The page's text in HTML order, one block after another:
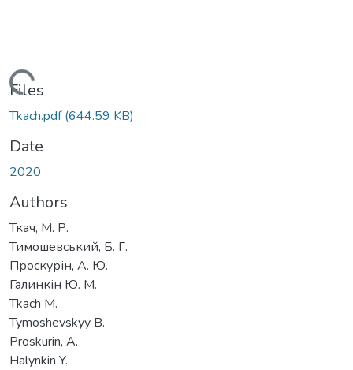
Files
Tkach.pdf(644.59 KB)
Date
2020
Authors
Ткач, М. Р.
Тимошевський, Б. Г.
Проскурін, А. Ю.
Галинкін Ю. М.
Tkach M.
Tymoshevskyy B.
Proskurin, A.
Halynkin Y.